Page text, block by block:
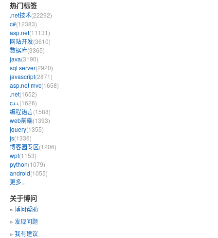
热门标签
.net技术(22292)
c#(12383)
asp.net(11131)
网站开发(3610)
数据库(3365)
java(3190)
sql server(2920)
javascript(2871)
asp.net mvc(1658)
.net(1652)
c++(1626)
编程语言(1588)
web前端(1393)
jquery(1355)
js(1336)
博客园专区(1206)
wpf(1153)
python(1079)
android(1055)
更多...
关于博问
» 博问帮助
» 发现问题
» 我有建议